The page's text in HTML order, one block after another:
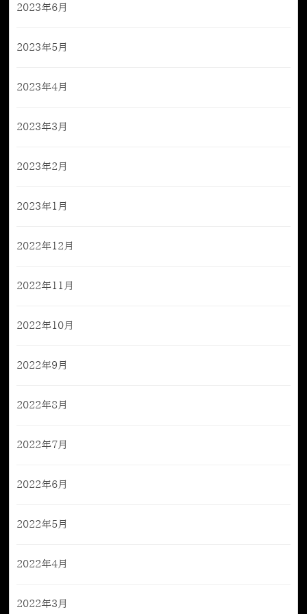
2023年6月
2023年5月
2023年4月
2023年3月
2023年2月
2023年1月
2022年12月
2022年11月
2022年10月
2022年9月
2022年8月
2022年7月
2022年6月
2022年5月
2022年4月
2022年3月